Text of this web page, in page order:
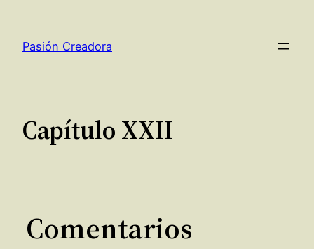
contenido
Pasión Creadora
Capítulo XXII
Comentarios